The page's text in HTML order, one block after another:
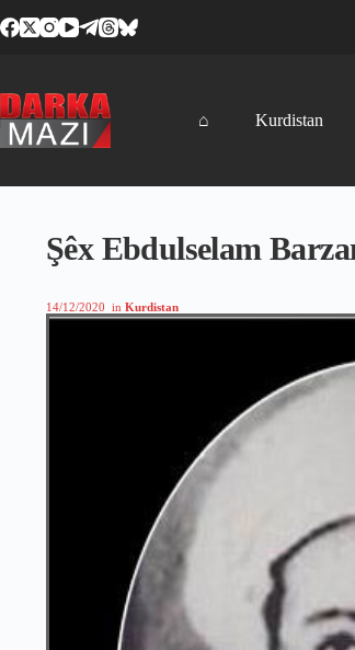
to
⌂ Kurdistan
Şêx Ebdulselam
14/12/2020 in Kurdistan